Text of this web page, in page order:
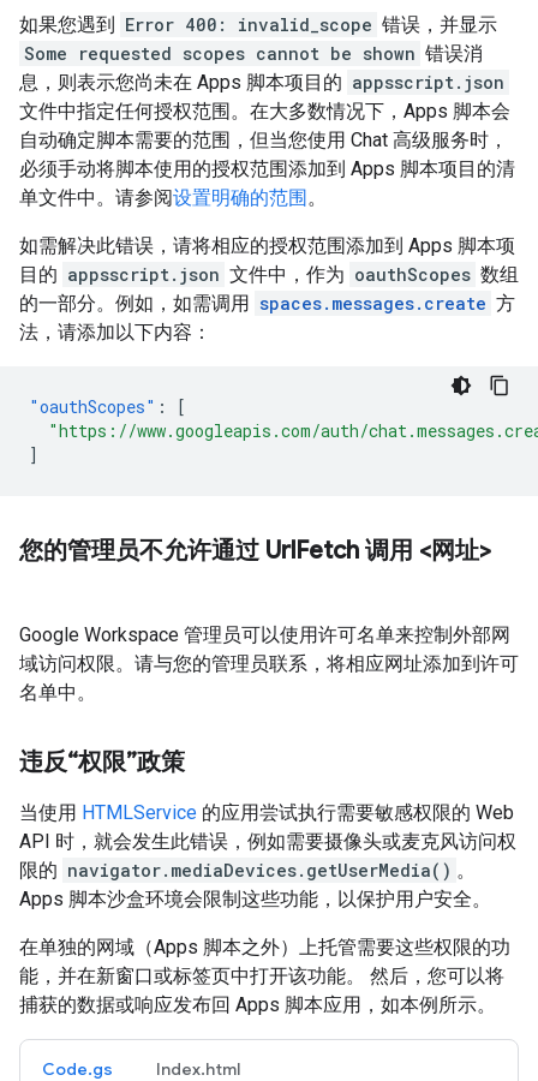
如果您遇到 Error 400: invalid_scope 错误，并显示
Some requested scopes cannot be shown 错误消
息，则表示您尚未在 Apps 脚本项目的 appsscript.json
文件中指定任何授权范围。在大多数情况下，Apps 脚本会
自动确定脚本需要的范围，但当您使用 Chat 高级服务时，
必须手动将脚本使用的授权范围添加到 Apps 脚本项目的清
单文件中。请参阅设置明确的范围。
如需解决此错误，请将相应的授权范围添加到 Apps 脚本项
目的 appsscript.json 文件中，作为 oauthScopes 数组
的一部分。例如，如需调用 spaces.messages.create 方
法，请添加以下内容：
"oauthScopes" :
[
"https://www.googleapis.com/auth/
]
您的管理员不允许通过 UrlFetch 调用 <网址>
Google Workspace 管理员可以使用许可名单来控制外部网
域访问权限。请与您的管理员联系，将相应网址添加到许可
名单中。
违反“权限”政策
当使用 HTMLService 的应用尝试执行需要敏感权限的 Web
API 时，就会发生此错误，例如需要摄像头或麦克风访问权
限的 navigator.mediaDevices.getUserMedia() 。
Apps 脚本沙盒环境会限制这些功能，以保护用户安全。
在单独的网域（Apps 脚本之外）上托管需要这些权限的功
能，并在新窗口或标签页中打开该功能。 然后，您可以将
捕获的数据或响应发布回 Apps 脚本应用，如本例所示。
Code.gs Index.html